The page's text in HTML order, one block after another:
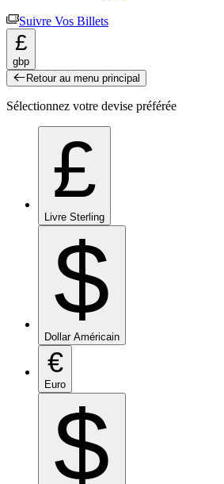
Suivre Vos Billets
£
gbp
Retour au menu principal
Sélectionnez votre devise préférée
£
Livre Sterling
$
Dollar Américain
€
Euro
$